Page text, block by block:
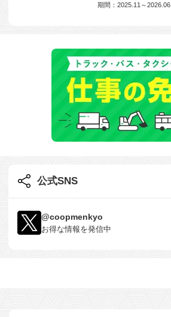
期間：2025.11～2026.06
公式SNS
@coopmenkyo
お得な情報を発信中